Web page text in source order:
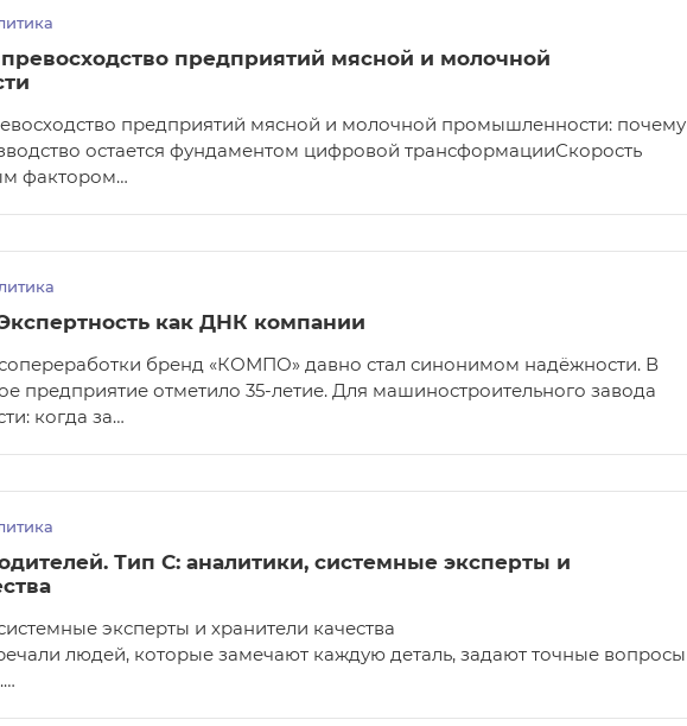
предприятий мясной и молочной
предприятий мясной и молочной промышленности: почему
остается фундаментом цифровой трансформацииСкорость
фактором…
как ДНК компании
бренд «КОМПО» давно стал синонимом надёжности. В
предприятие отметило 35-летие. Для машиностроительного завода
когда за…
Тип C: аналитики, системные эксперты и
эксперты и хранители качества
людей, которые замечают каждую деталь, задают точные вопросы